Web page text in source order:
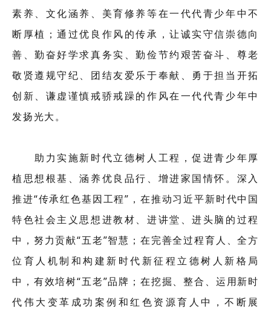
素养、文化涵养、美育修养等在一代代青少年中不
断厚植；通过优良作风的传承，让诚实守信崇德向
善、勤奋好学求真务实、勤俭节约艰苦奋斗、尊老
敬贤遵规守纪、团结友爱乐于奉献、勇于担当开拓
创新、谦虚谨慎戒骄戒躁的作风在一代代青少年中
发扬光大。
助力实施新时代立德树人工程，促进青少年厚
植思想根基、涵养优良品行、增进家国情怀。深入
推进“传承红色基因工程”，在推动习近平新时代中国
特色社会主义思想进教材、进讲堂、进头脑的过程
中，努力贡献“五老”智慧；在完善全过程育人、全方
位育人机制和构建新时代新征程立德树人新格局
中，有效培树“五老”品牌；在挖掘、整合、运用新时
代伟大变革成功案例和红色资源育人中，不断展